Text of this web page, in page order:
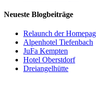
Neueste Blogbeiträge
Relaunch der
Alpenhotel Tiefenbach
JuFa Kempten
Hotel Oberstdorf
Dreiangelhütte